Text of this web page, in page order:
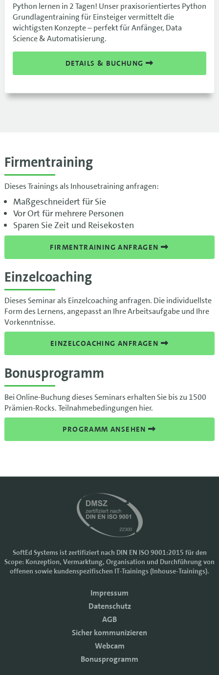
Python lernen in 2 Tagen! Unser praxisorientiertes Python
Grundlagentraining für Einsteiger vermittelt die
wichtigsten Konzepte – perfekt für Anfänger, Data
Science & Automatisierung.
DETAILS & BUCHUNG
Firmentraining
Dieses Trainings als Inhousetraining anfragen:
Maßgeschneidert für Sie
Vor Ort für mehrere Personen
Sparen Sie Zeit und Reisekosten
FIRMENTRAINING ANFRAGEN
Einzelcoaching
Dieses Seminar als Einzelcoaching anfragen. Die individuellste
Form des Lernens, angepasst an Ihre Arbeitsaufgabe und Ihre
Vorkenntnisse.
EINZELCOACHING ANFRAGEN
Bonusprogramm
Bei Online-Buchung dieses Seminars erhalten Sie bis zu 1500
Prämien-Rocks. Teilnahmebedingungen hier.
PROGRAMM ANSEHEN
SoftEd Systems ist zertifiziert nach DIN EN ISO 9001:2015 für den
Scope: Konzeption, Vermarktung, Organisation und Durchführung von
offenen sowie kundenspezifischen IT-Trainings (Inhouse-Trainings).
Impressum
Datenschutz
AGB
Sicher kommunizieren
Webcam
Bonusprogramm
Cookie-Einstellungen
verbessern. Manche Cookies sind notwendig, damit unsere Website
funktioniert. Mit anderen Cookies können wir die Zugriffe auf die
Mit einem Klick auf "Zustimmen" akzeptieren sie diese Verarbeitung
und auch die Weitergabe Ihrer Daten an Drittanbieter. Die Daten
werden für Analysen genutzt. Weitere Informationen, auch zur
Sie können die Verwendung von Cookies